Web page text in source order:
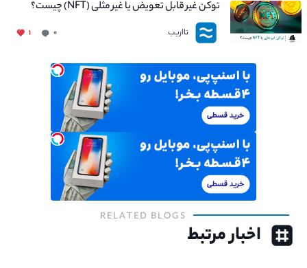
توکن غیر قابل تعویض یا غیر مثلی (NFT) چیست؟
نااریب ۰ ۱
RELATED BLOGS
اخبار مرتبط